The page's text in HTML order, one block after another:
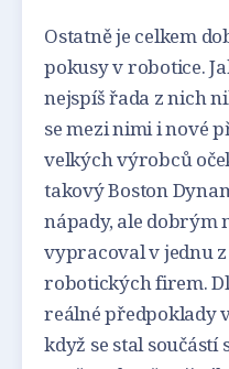
Ostatně je celkem
pokusy v robotice.
nejspíš řada z nich
se mezi nimi i nové
velkých výrobců
takový Boston
nápady, ale dobrým
vypracoval v jednu
robotických firem.
reálné předpoklady
když se stal